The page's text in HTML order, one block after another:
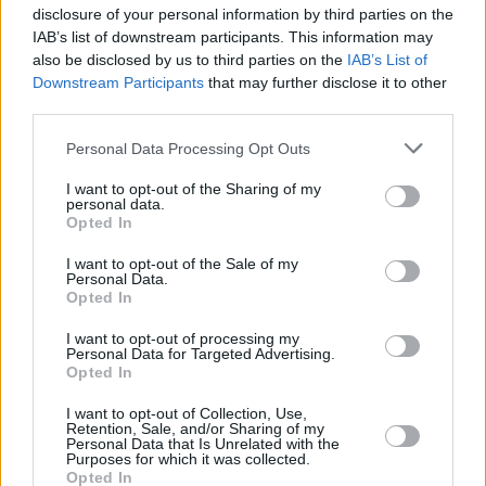
disclosure of your personal information by third parties on the
IAB’s list of downstream participants. This information may
also be disclosed by us to third parties on the IAB’s List of
Downstream Participants that may further disclose it to other
Please note that this website/app uses one or more Google
not limited to your visit or usage behaviour. You may click to
grant or deny consent to Google and its third-party tags to
use your data for below specified purposes in below Google
consent section.
Personal Data Processing Opt Outs
I want to opt-out of the Sharing of my
personal data.
Opted In
I want to opt-out of the Sale of my
Personal Data.
Opted In
I want to opt-out of processing my
Personal Data for Targeted Advertising.
Opted In
I want to opt-out of Collection, Use,
Retention, Sale, and/or Sharing of my
Personal Data that Is Unrelated with the
Purposes for which it was collected.
Opted In
Nur noch ein paar Wochen für Premier Orbán an der Macht?
Facebook/Orbán Viktor
Gábor Török, einer der angesehensten und präzisesten
politischen Analysten Ungarns, ist der Meinung, dass zwei
Institute, die das Ergebnis der letzten Wahl richtig
Wenn das stimmt, hat Viktor Orbán nur noch wenige Wochen
im Amt. Nach 16 Jahren würde die Fidesz an die Theiß-Partei
Reuters:Trump fürchtet, den potenziellen Verlierer
Orbán zu unterstützen; Fidesz strebt Koalition mit
Huxit-Unterstützer Mi Hazánk an